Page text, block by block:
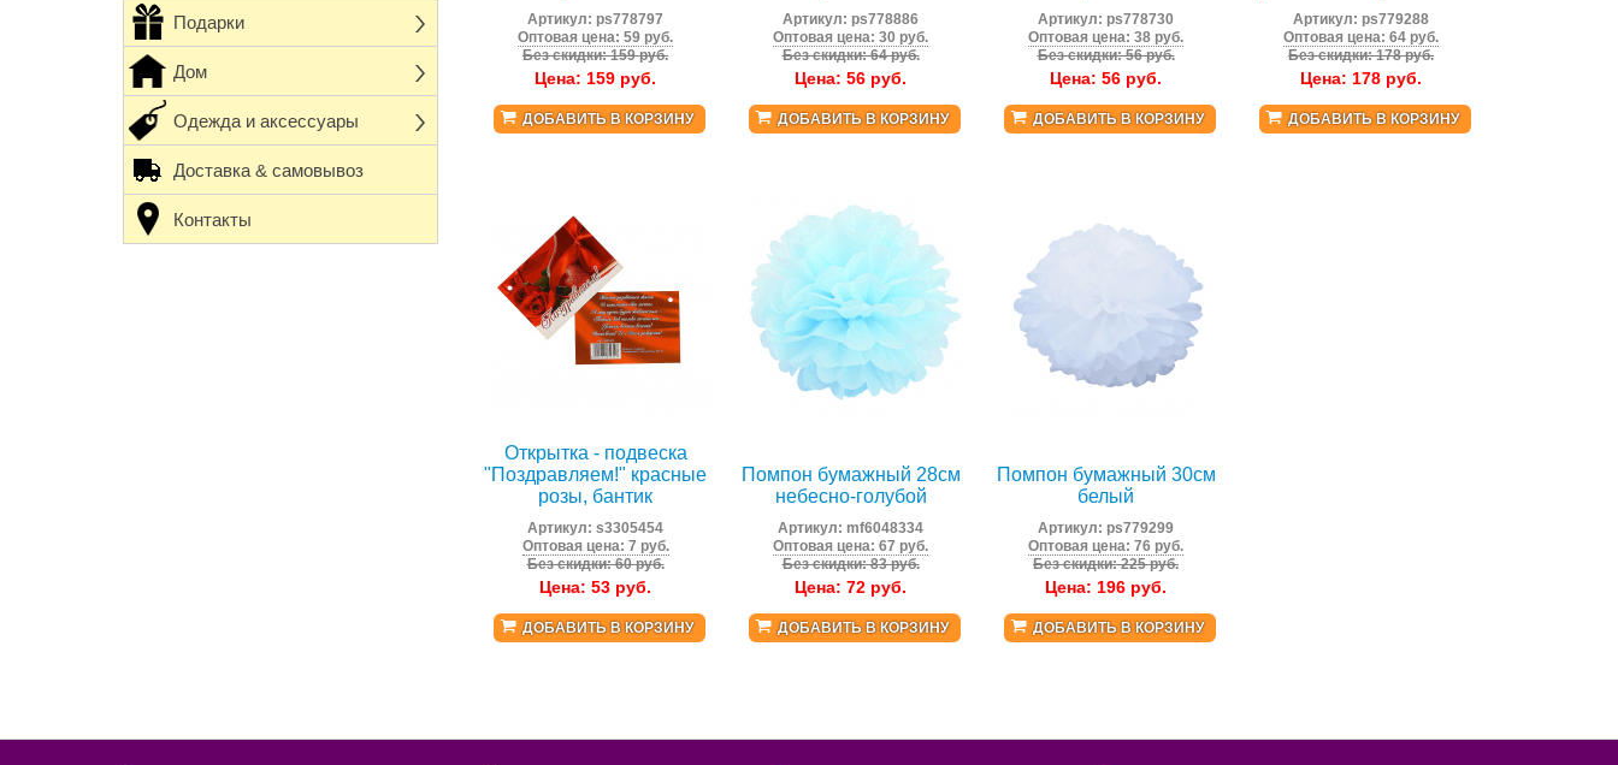
Подарки
Дом
Одежда и аксессуары
Доставка & самовывоз
Контакты
Артикул: ps778797
Оптовая цена: 59 руб.
Без скидки: 159 руб.
Цена: 159 руб.
ДОБАВИТЬ В КОРЗИНУ
Артикул: ps778886
Оптовая цена: 30 руб.
Без скидки: 64 руб.
Цена: 56 руб.
ДОБАВИТЬ В КОРЗИНУ
Артикул: ps778730
Оптовая цена: 38 руб.
Без скидки: 56 руб.
Цена: 56 руб.
ДОБАВИТЬ В КОРЗИНУ
Артикул: ps779288
Оптовая цена: 64 руб.
Без скидки: 178 руб.
Цена: 178 руб.
ДОБАВИТЬ В КОРЗИНУ
Открытка - подвеска
"Поздравляем!" красные
розы, бантик
Артикул: s3305454
Оптовая цена: 7 руб.
Без скидки: 60 руб.
Цена: 53 руб.
ДОБАВИТЬ В КОРЗИНУ
Помпон бумажный 28см
небесно-голубой
Артикул: mf6048334
Оптовая цена: 67 руб.
Без скидки: 83 руб.
Цена: 72 руб.
ДОБАВИТЬ В КОРЗИНУ
Помпон бумажный 30см
белый
Артикул: ps779299
Оптовая цена: 76 руб.
Без скидки: 225 руб.
Цена: 196 руб.
ДОБАВИТЬ В КОРЗИНУ